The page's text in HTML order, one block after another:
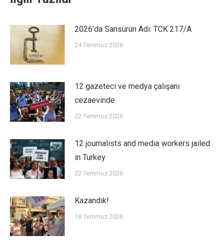
2026’da Sansürün Adı: TCK 217/A
24 Temmuz 2026
12 gazeteci ve medya çalışanı
cezaevinde
22 Temmuz 2026
12 journalists and media workers jailed
in Turkey
22 Temmuz 2026
Kazandık!
18 Temmuz 2026